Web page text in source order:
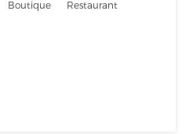
Boutique Restaurant